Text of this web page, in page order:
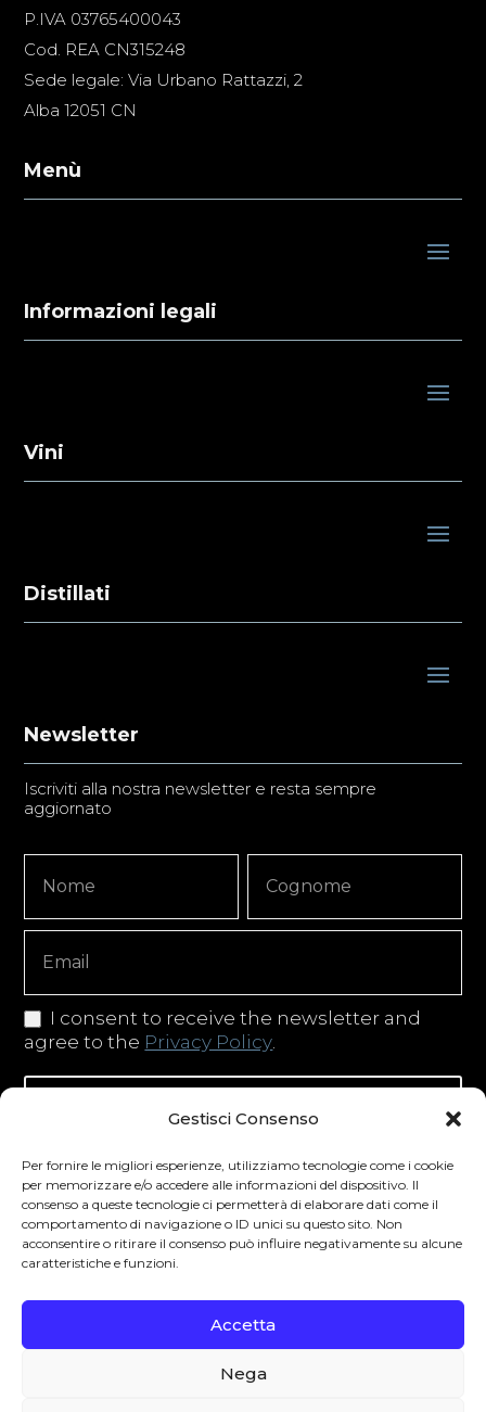
Gestisci Consenso
Per fornire le migliori esperienze, utilizziamo tecnologie come i cookie
per memorizzare e/o accedere alle informazioni del dispositivo. Il
consenso a queste tecnologie ci permetterà di elaborare dati come il
comportamento di navigazione o ID unici su questo sito. Non
acconsentire o ritirare il consenso può influire negativamente su alcune
caratteristiche e funzioni.
Accetta
Nega
P.IVA 03765400043
Cod. REA CN315248
Sede legale: Via Urbano Rattazzi, 2
Alba 12051 CN
Menù
Informazioni legali
Vini
Distillati
Newsletter
Iscriviti alla nostra newsletter e resta sempre
aggiornato
Signup
Copy
I consent to receive the newsletter and
agree to the Privacy Policy
Iscriviti alla newsletter
Degustibus invita al consumo responsabile.
La vendita di bevande alcoliche è vietata ai
Paese di residenza. L’abuso di alcol è
pericoloso per la salute.